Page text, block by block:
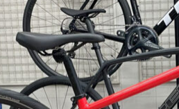
SPORT
WORK...
リーズ 受注開